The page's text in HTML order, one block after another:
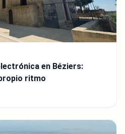
en Béziers:
ritmo